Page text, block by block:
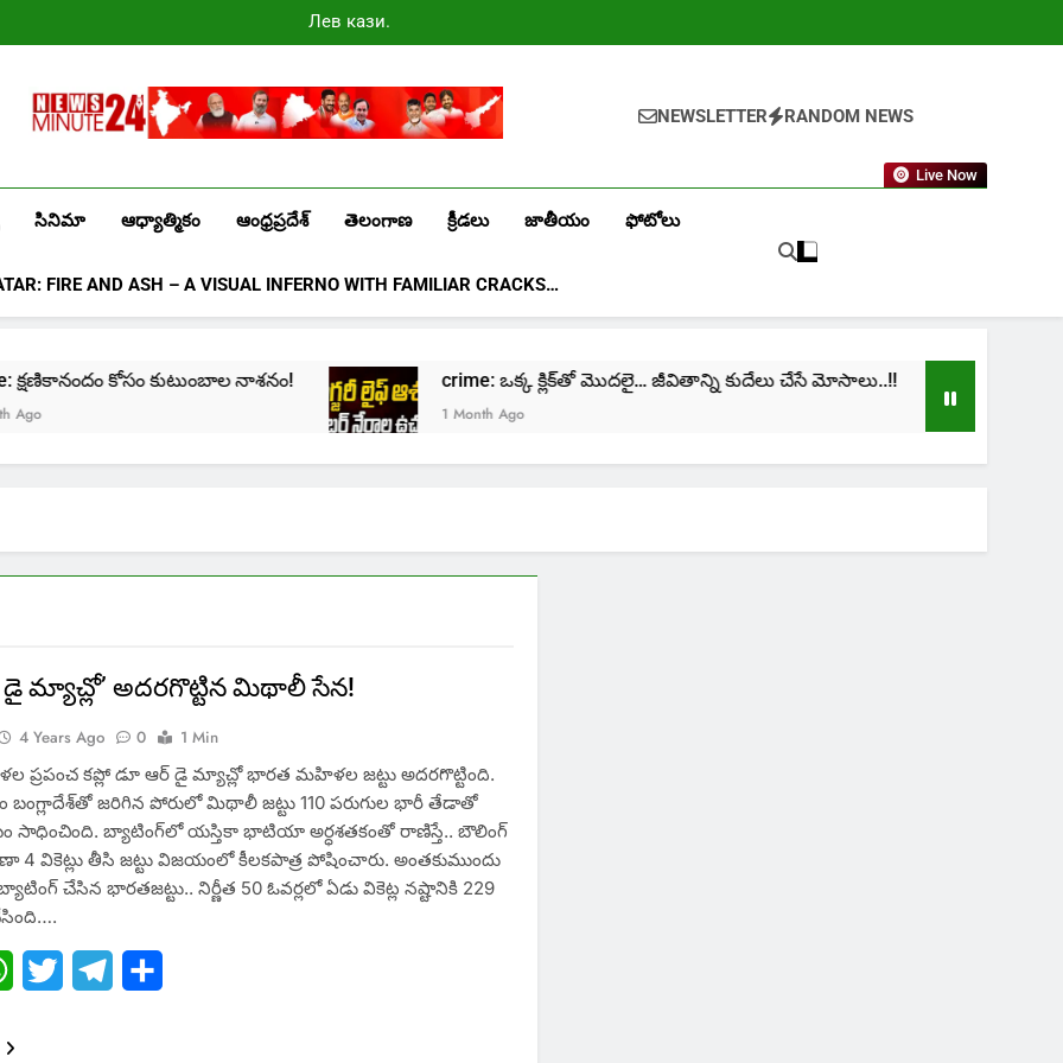
Лев казино
промокоды
Newsminute24
NEWSLETTER RANDOM NEWS
Live Now
సినిమా ఆధ్యాత్మికం ఆంధ్రప్రదేశ్ తెలంగాణ క్రీడలు జాతీయం ఫోటోలు
FIRE AND ASH – A VISUAL INFERNO WITH FAMILIAR CRACKS…
క్షణికానందం కోసం కుటుంబాల నాశనం! crime: ఒక్క క్లిక్‌తో మొదలై… జీవితాన్ని కుదేలు చేసే మోసాలు..!!
1 Month Ago
డై మ్యాచ్లో’ అదరగొట్టిన మిథాలీ సేన!
4 Years Ago 0
1 Min
ప్రపంచ కప్లో డూ ఆర్ డై మ్యాచ్లో భారత మహిళల జట్టు అదరగొట్టింది.
బంగ్లాదేశ్​తో జరిగిన పోరులో మిథాలీ జట్టు 110 పరుగుల భారీ తేడాతో
సాధించింది. బ్యాటింగ్​లో యస్తికా భాటియా అర్ధశతకంతో రాణిస్తే.. బౌలింగ్​
వికెట్లు తీసి జట్టు విజయంలో కీలకపాత్ర పోషించారు. అంతకుముందు
చేసిన భారతజట్టు.. నిర్ణీత 50 ఓవర్లలో ఏడు వికెట్ల నష్టానికి 229
WhatsApp
Twitter Telegram